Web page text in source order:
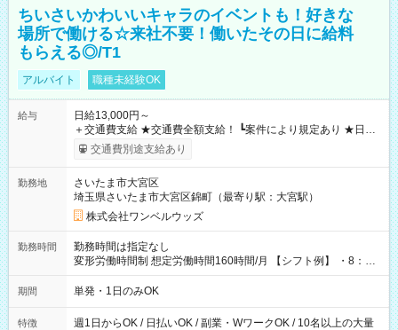
ちいさいかわいいキャラのイベントも！好きな
場所で働ける☆来社不要！働いたその日に給料
もらえる◎/T1
アルバイト 職種未経験OK
給与
日給13,000円～
＋交通費支給 ★交通費全額支給！ ┗案件により規定あり ★日払
いOK！（規定あり） ┗働いたその日に現金GET♪ お仕事後はコ
ンビニATMから 日払い分を引き落とせます！ 【試用期間】試
交通費別途支給あり
勤務地
さいたま市大宮区
埼玉県さいたま市大宮区錦町（最寄り駅：大宮駅）
株式会社ワンベルウッズ
勤務時間
勤務時間は指定なし
変形労働時間制 想定労働時間160時間/月 【シフト例】 ・8：00
～21：00
期間 単発・1日のみOK
特徴
週1日からOK / 日払いOK / 副業・WワークOK / 10名以上の大量